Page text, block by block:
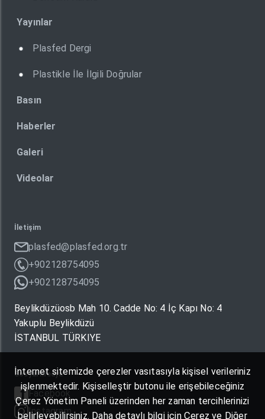
Yayınlar
Plasfed Dergi
Plastikle İle İlgili Doğrular
Basın
Haberler
Galeri
Videolar
İletişim
plasfed@plasfed.org.tr
+902128754095
+902128754095
Beylikdüzüosb Mah 10. Cadde No: 4 İç Kapı No: 4
Yakuplu Beylikdüzü
İSTANBUL TÜRKIYE
Sosyal Medya
Facebook
Instagram
İnternet sitemizde çerezler vasıtasıyla kişisel verileriniz
işlenmektedir. Kişiselleştir butonu ile erişebileceğiniz
Çerez Yönetim Paneli üzerinden her zaman tercihlerinizi
belirleyebilirsiniz. Daha detaylı bilgi için Çerez ve Diğer